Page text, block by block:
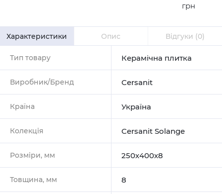
грн
Характеристики Опис Відгуки (0)
Тип товару Керамічна плитка
Виробник/Бренд Cersanit
Країна Україна
Колекція Cersanit Solange
Розміри, мм 250х400х8
Товщина, мм 8